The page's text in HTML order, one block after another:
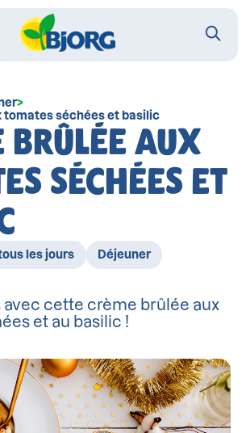
tomates séchées et basilic
BRÛLÉE AUX
SÉCHÉES ET
les jours Déjeuner
avec cette crème brûlée aux
et au basilic !